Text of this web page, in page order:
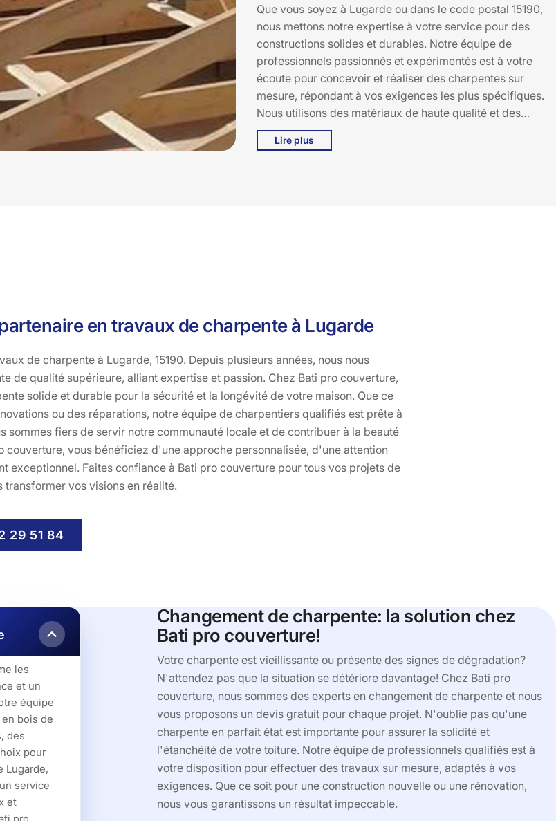
pour vos travaux de charpente à
Que vous soyez à Lugarde ou dans le code postal 15190,
nous mettons notre expertise à votre service pour des
constructions solides et durables. Notre équipe de
professionnels passionnés et expérimentés est à votre
écoute pour concevoir et réaliser des charpentes sur
mesure, répondant à vos exigences les plus spécifiques.
Nous utilisons des matériaux de haute qualité et des
techniques de pointe pour assurer la pérennité et la
sécurité de vos structures. Chez Bati pro couverture,
Lire plus
en travaux de charpente à Lugarde
de charpente à Lugarde, 15190. Depuis plusieurs années, nous nous
de qualité supérieure, alliant expertise et passion. Chez Bati pro couverture,
solide et durable pour la sécurité et la longévité de votre maison. Que ce
ou des réparations, notre équipe de charpentiers qualifiés est prête à
sommes fiers de servir notre communauté locale et de contribuer à la beauté
couverture, vous bénéficiez d'une approche personnalisée, d'une attention
exceptionnel. Faites confiance à Bati pro couverture pour tous vos projets de
transformer vos visions en réalité.
29 51 84
les
et un
équipe
bois de
des
pour
Lugarde,
service
et
Changement de charpente: la solution chez
Bati pro couverture!
Votre charpente est vieillissante ou présente des signes de dégradation?
N'attendez pas que la situation se détériore davantage! Chez Bati pro
couverture, nous sommes des experts en changement de charpente et nous
vous proposons un devis gratuit pour chaque projet. N'oublie pas qu'une
charpente en parfait état est importante pour assurer la solidité et
l'étanchéité de votre toiture. Notre équipe de professionnels qualifiés est à
votre disposition pour effectuer des travaux sur mesure, adaptés à vos
exigences. Que ce soit pour une construction nouvelle ou une rénovation,
nous vous garantissons un résultat impeccable.